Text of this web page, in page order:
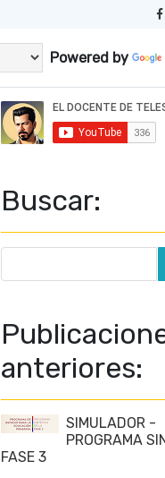
Powered by
Buscar:
anteriores:
SIMULADOR -
PROGRAMA
FASE 3